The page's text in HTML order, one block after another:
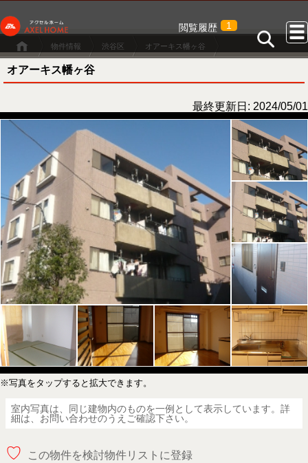
閲覧履歴 1
物件情報 渋谷区 オアーキス幡ヶ谷
オアーキス幡ヶ谷
最終更新日: 2024/05/01
※写真をタップすると拡大できます。
室内写真は、同じ建物内のものを一例として表示しています。詳
細は、お問い合わせのうえご確認下さい。
♡ この物件を検討物件リストに登録